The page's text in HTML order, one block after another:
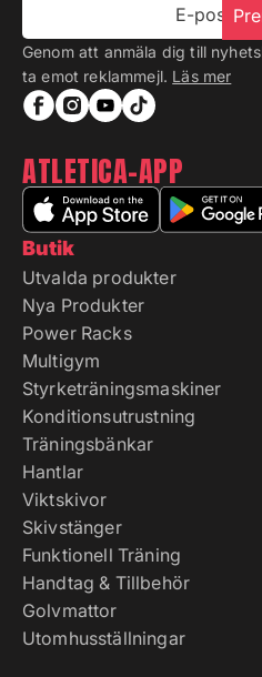
Butik
Utvalda produkter
Nya Produkter
Power Racks
Multigym
Styrketräningsmaskiner
Konditionsutrustning
Träningsbänkar
Hantlar
Viktskivor
Skivstänger
Funktionell Träning
Handtag & Tillbehör
Golvmattor
Utomhusställningar
E-post
Genom att anmäla dig till
ta emot reklammejl. Läs mer
ATLETICA-APP